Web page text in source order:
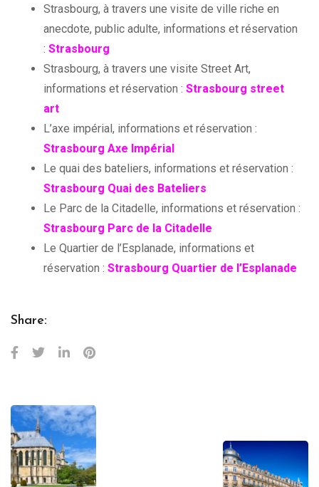
Strasbourg, à travers une visite de ville riche en
anecdote, public adulte, informations et réservation
: Strasbourg
Strasbourg, à travers une visite Street Art,
informations et réservation : Strasbourg street
art
L’axe impérial, informations et réservation :
Strasbourg Axe Impérial
Le quai des bateliers, informations et réservation :
Strasbourg Quai des Bateliers
Le Parc de la Citadelle, informations et réservation :
Strasbourg Parc de la Citadelle
Le Quartier de l’Esplanade, informations et
réservation : Strasbourg Quartier de l’Esplanade
Share: